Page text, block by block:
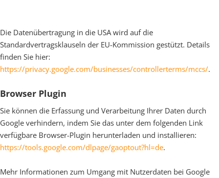
Die Datenübertragung in die USA wird auf die
Standardvertragsklauseln der EU-Kommission gestützt. Details
finden Sie hier:
https://privacy.google.com/businesses/controllerterms/mccs/.
Browser Plugin
Sie können die Erfassung und Verarbeitung Ihrer Daten durch
Google verhindern, indem Sie das unter dem folgenden Link
verfügbare Browser-Plugin herunterladen und installieren:
https://tools.google.com/dlpage/gaoptout?hl=de.
Mehr Informationen zum Umgang mit Nutzerdaten bei Google